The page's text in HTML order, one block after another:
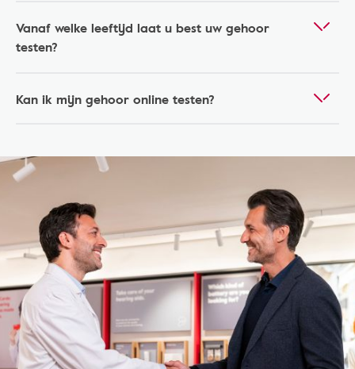
Vanaf welke leeftijd laat u best uw gehoor
testen?
Kan ik mijn gehoor online testen?